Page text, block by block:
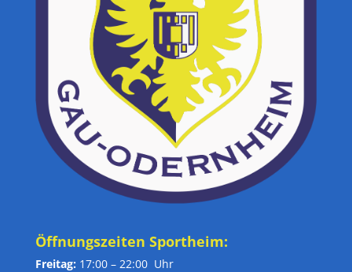
Öffnungszeiten Sportheim:
Freitag: 17:00 – 22:00 Uhr